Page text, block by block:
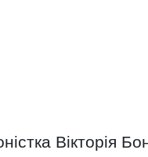
Вікторія